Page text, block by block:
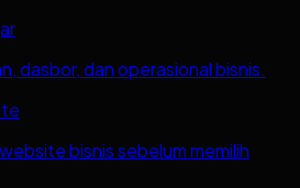
dasbor, dan operasional bisnis.
bisnis sebelum memilih